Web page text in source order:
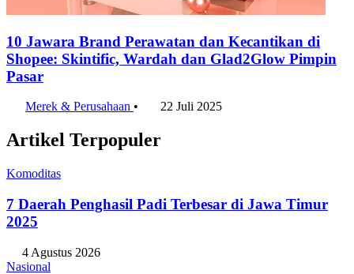
10 Jawara Brand Perawatan dan Kecantikan di
Shopee: Skintific, Wardah dan Glad2Glow Pimpin
Pasar
Merek & Perusahaan • 22 Juli 2025
Artikel Terpopuler
Komoditas
7 Daerah Penghasil Padi Terbesar di Jawa Timur
2025
4 Agustus 2026
Nasional